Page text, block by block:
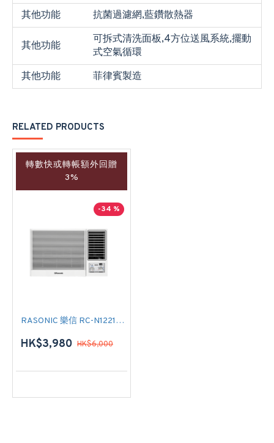
其他功能 抗菌過濾網,藍鑽散熱器
其他功能
可拆式清洗面板,4方位送風系統,擺動
式空氣循環
其他功能
菲律賓製造
RELATED PRODUCTS
轉數快或轉帳額外回贈
3%
-34 %
RASONIC 樂信 RC-N1221V 匹半 R32雪種 淨冷窗口式冷氣機
HK$3,980 HK$6,000